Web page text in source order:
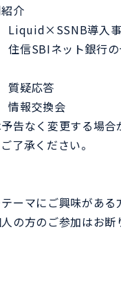
介
導入
信SBIネット銀行の
疑応答
報交換会
告なく変更する場合
了承ください。
ーマにご興味がある
の方のご参加はお断